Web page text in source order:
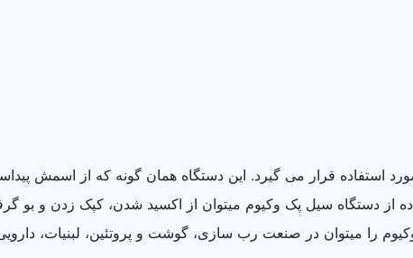
استفاده قرار می گیرد. این دستگاه همان گونه که از اسمش
از دستگاه سیل پک وکیوم میتوان از اکسید شدن، کپک زدن و بو
را میتوان در صنعت رب سازی، گوشت و پروتئین، لبنیات،